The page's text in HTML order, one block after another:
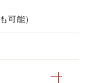
可能）